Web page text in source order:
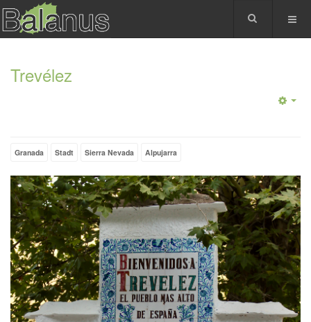
Trevélez
Granada Stadt Sierra Nevada Alpujarra